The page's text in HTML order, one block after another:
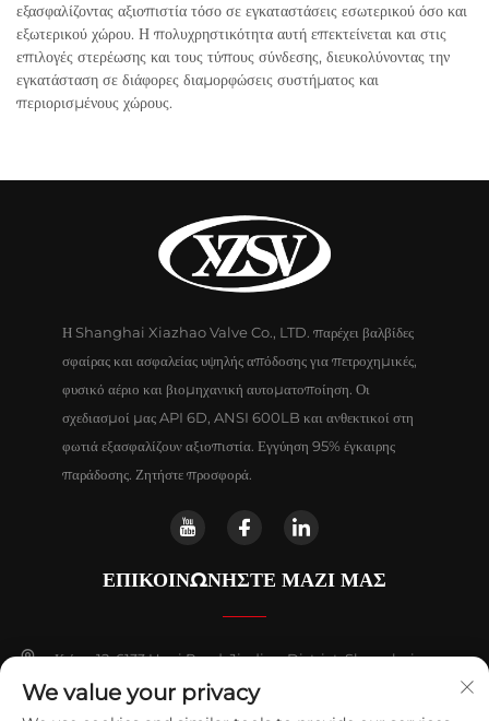
εξασφαλίζοντας αξιοπιστία τόσο σε εγκαταστάσεις εσωτερικού όσο και
εξωτερικού χώρου. Η πολυχρηστικότητα αυτή επεκτείνεται και στις
επιλογές στερέωσης και τους τύπους σύνδεσης, διευκολύνοντας την
εγκατάσταση σε διάφορες διαμορφώσεις συστήματος και
περιορισμένους χώρους.
Η Shanghai Xiazhao Valve Co., LTD. παρέχει βαλβίδες
σφαίρας και ασφαλείας υψηλής απόδοσης για πετροχημικές,
φυσικό αέριο και βιομηχανική αυτοματοποίηση. Οι
σχεδιασμοί μας API 6D, ANSI 600LB και ανθεκτικοί στη
φωτιά εξασφαλίζουν αξιοπιστία. Εγγύηση 95% έγκαιρης
παράδοσης. Ζητήστε προσφορά.
ΕΠΙΚΟΙΝΩΝΗΣΤΕ ΜΑΖΙ ΜΑΣ
Κτίριο 12, 6133 Huyi Road, Jiading District, Shanghai
+86-18018653319
We value your privacy